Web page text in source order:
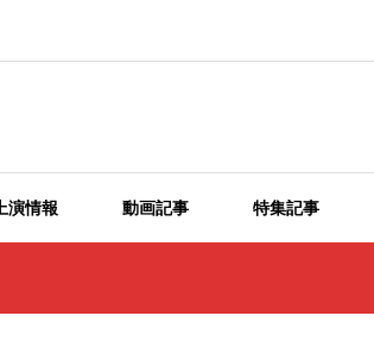
上演情報 動画記事 特集記事